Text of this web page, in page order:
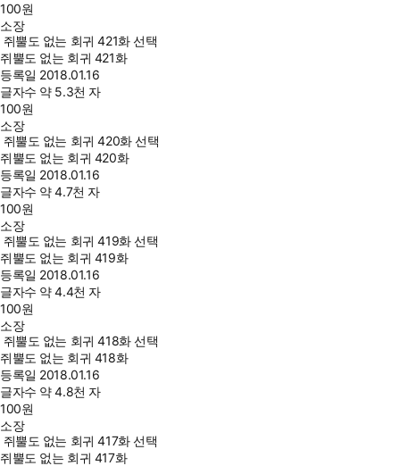
100원
소장
쥐뿔도 없는 회귀 421화 선택
쥐뿔도 없는 회귀 421화
등록일 2018.01.16
글자수 약 5.3천 자
100원
소장
쥐뿔도 없는 회귀 420화 선택
쥐뿔도 없는 회귀 420화
등록일 2018.01.16
글자수 약 4.7천 자
100원
소장
쥐뿔도 없는 회귀 419화 선택
쥐뿔도 없는 회귀 419화
등록일 2018.01.16
글자수 약 4.4천 자
100원
소장
쥐뿔도 없는 회귀 418화 선택
쥐뿔도 없는 회귀 418화
등록일 2018.01.16
글자수 약 4.8천 자
100원
소장
쥐뿔도 없는 회귀 417화 선택
쥐뿔도 없는 회귀 417화